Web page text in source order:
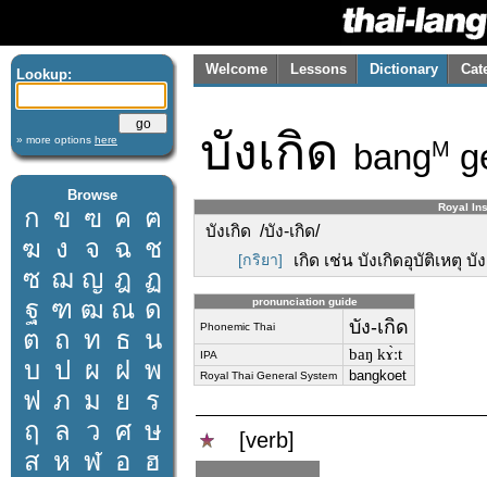
Lookup:
» more options here
Browse
ก ข ฃ ค ฅ
ฆ ง จ ฉ ช
ซ ฌ ญ ฎ ฏ
ฐ ฑ ฒ ณ ด
ต ถ ท ธ น
บ ป ผ ฝ พ
ฟ ภ ม ย
ร
ฤ
ล ว ศ ษ
ส ห ฬ อ ฮ
Welcome Lessons Dictionary
บังเกิด bangM
Royal
บังเกิด /บัง-เกิด/
[กริยา] เกิด เช่น บังเกิดอุบัติเหตุ บั
pronunciation guide
Phonemic Thai บัง-เกิด
IPA baŋ kɤ̀ːt
Royal Thai General System bangkoet
[verb]